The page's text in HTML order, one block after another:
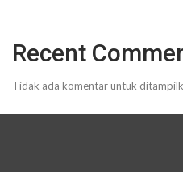
Recent
Tidak ada komentar untuk